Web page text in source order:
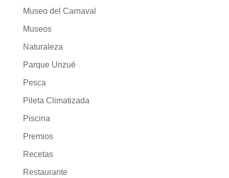
Museo del Carnaval
Museos
Naturaleza
Parque Unzué
Pesca
Pileta Climatizada
Piscina
Premios
Recetas
Restaurante